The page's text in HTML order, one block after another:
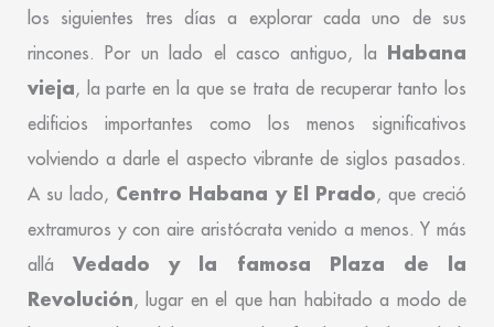
los siguientes tres días a explorar cada uno de sus
rincones. Por un lado el casco antiguo, la Habana
vieja, la parte en la que se trata de recuperar tanto los
edificios importantes como los menos significativos
volviendo a darle el aspecto vibrante de siglos pasados.
A su lado, Centro Habana y El Prado, que creció
extramuros y con aire aristócrata venido a menos. Y más
alláVedado y la famosa Plaza de la
Revolución, lugar en el que han habitado a modo de